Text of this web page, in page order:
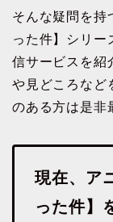
そんな疑問を持
った件】シリー
信サービスを紹
や見どころなど
のある方は是非
現在、ア
った件】